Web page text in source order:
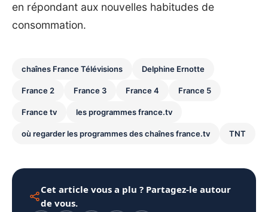
en répondant aux nouvelles habitudes de
consommation.
chaînes France Télévisions Delphine Ernotte
France 2 France 3 France 4 France 5
France tv les programmes france.tv
où regarder les programmes des chaînes france.tv TNT
Cet article vous a plu ? Partagez-le autour
de vous.